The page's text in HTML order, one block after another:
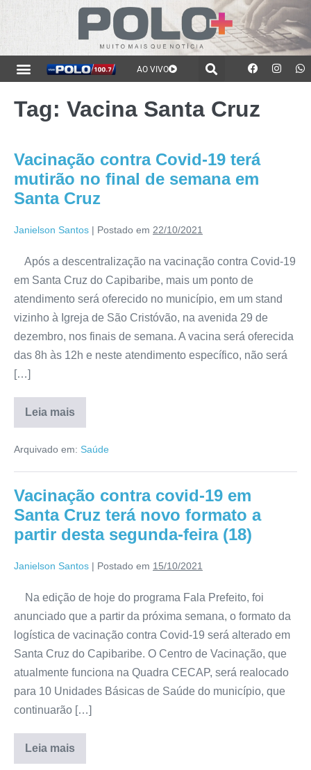
AO VIVO
Tag: Vacina Santa Cruz
Vacinação contra Covid-19 terá
mutirão no final de semana em
Santa Cruz
Janielson Santos | Postado em 22/10/2021
Após a descentralização na vacinação contra Covid-19
em Santa Cruz do Capibaribe, mais um ponto de
atendimento será oferecido no município, em um stand
vizinho à Igreja de São Cristóvão, na avenida 29 de
dezembro, nos finais de semana. A vacina será oferecida
das 8h às 12h e neste atendimento específico, não será
[…]
Leia mais
Arquivado em: Saúde
Vacinação contra covid-19 em
Santa Cruz terá novo formato a
partir desta segunda-feira (18)
Janielson Santos | Postado em 15/10/2021
Na edição de hoje do programa Fala Prefeito, foi
anunciado que a partir da próxima semana, o formato da
logística de vacinação contra Covid-19 será alterado em
Santa Cruz do Capibaribe. O Centro de Vacinação, que
atualmente funciona na Quadra CECAP, será realocado
para 10 Unidades Básicas de Saúde do município, que
continuarão […]
Leia mais